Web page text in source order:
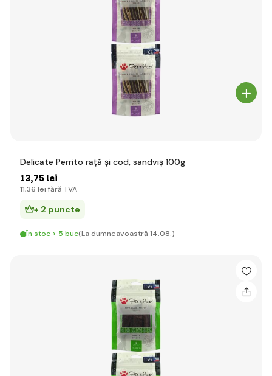
Delicate Perrito rață și cod, sandviș 100g
13,75 lei
11,36 lei fără TVA
+ 2 puncte
În stoc > 5 buc(La dumneavoastră 14.08.)